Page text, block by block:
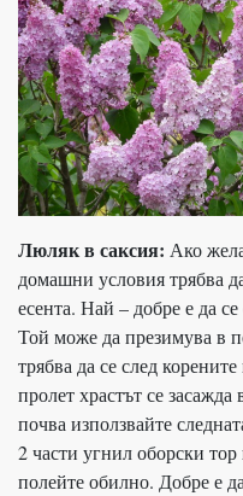
Люляк в саксия: Ако
домашни условия трябва
есента. Най – добре е да
Той може да презимува в
трябва да се след
пролет храстът се
почва използвайте
2 части угнил оборски
полейте обилно. Добре е